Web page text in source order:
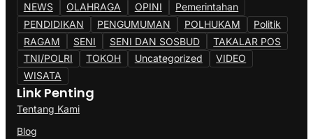
NEWS
OLAHRAGA OPINI
Pemerintahan
PENDIDIKAN
PENGUMUMAN POLHUKAM
Politik
RAGAM
SENI SENI DAN SOSBUD
TAKALAR POS
TNI/POLRI
TOKOH Uncategorized
VIDEO
WISATA
Link Penting
Tentang Kami
Blog